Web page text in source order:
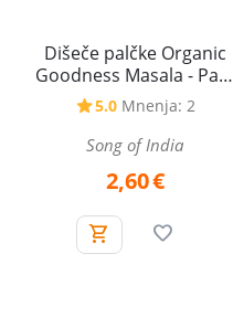
Dišeče palčke Organic
Goodness Masala - Palo
Santo - Sveti les, 15 g
5.0 Mnenja: 2
Song of India
2,60€